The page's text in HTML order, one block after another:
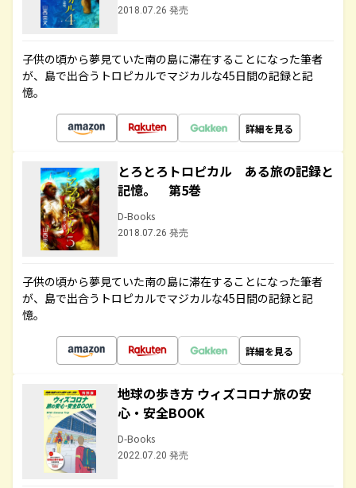
2018.07.26 発売
子供の頃から夢見ていた南の島に滞在することになった筆者
が、島で出合うトロピカルでマジカルな45日間の記録と記
憶。
詳細を見る
とろとろトロピカル ある旅の記録と
記憶。 第5巻
D-Books
2018.07.26 発売
子供の頃から夢見ていた南の島に滞在することになった筆者
が、島で出合うトロピカルでマジカルな45日間の記録と記
憶。
詳細を見る
地球の歩き方 ウィズコロナ旅の安
心・安全BOOK
D-Books
2022.07.20 発売